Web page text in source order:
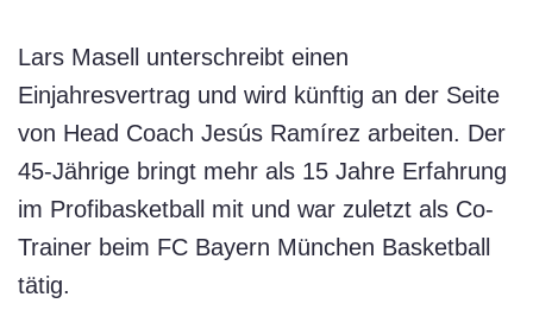
Lars Masell unterschreibt einen
Einjahresvertrag und wird künftig an der Seite
von Head Coach Jesús Ramírez arbeiten. Der
45-Jährige bringt mehr als 15 Jahre Erfahrung
im Profibasketball mit und war zuletzt als Co-
Trainer beim FC Bayern München Basketball
tätig.